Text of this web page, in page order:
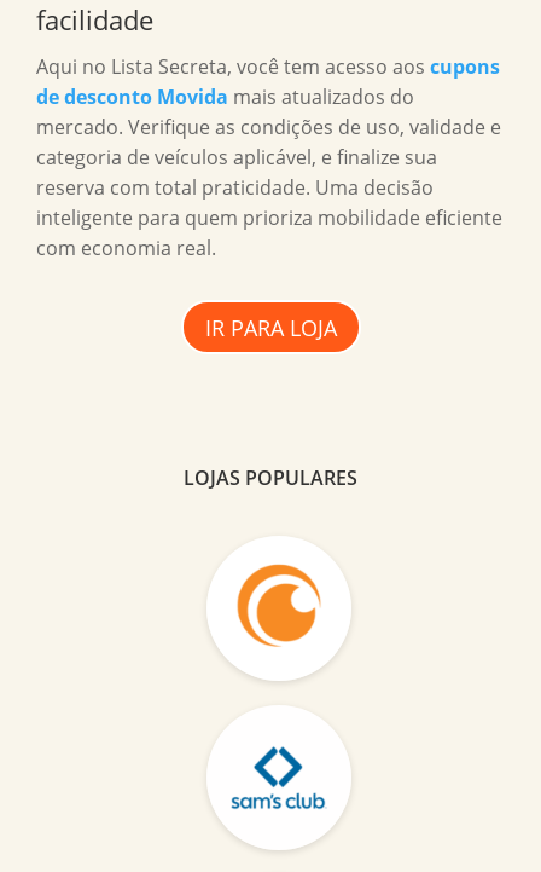
facilidade
Aqui no Lista Secreta, você tem acesso aos cupons
de desconto Movida mais atualizados do
mercado. Verifique as condições de uso, validade e
categoria de veículos aplicável, e finalize sua
reserva com total praticidade. Uma decisão
inteligente para quem prioriza mobilidade eficiente
com economia real.
IR PARA LOJA
LOJAS POPULARES